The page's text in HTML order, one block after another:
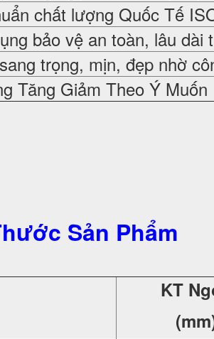
chất lượng Quốc Tế
bảo vệ an toàn, lâu dài
trọng, mịn, đẹp nhờ
Tăng Giảm Theo Ý Muốn
Sản Phẩm
KT